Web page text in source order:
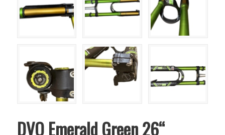
DVO Emerald Green 26“